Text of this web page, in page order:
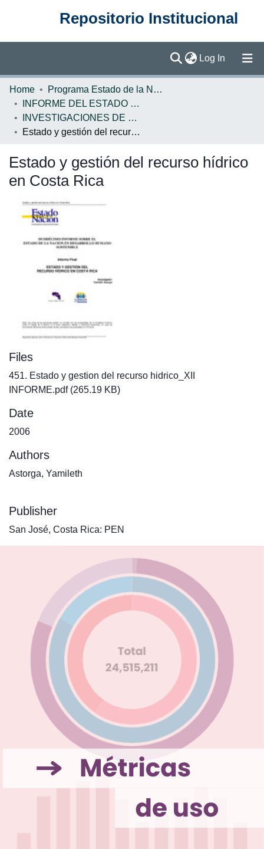
Repositorio Institucional
Log In (current)
Communities & Collections
Statistics
Home
Programa Estado de la Nación (PEN)
INFORME DEL ESTADO DE LA NACION
INVESTIGACIONES DE BASE EN
Estado y gestión del recurso hídrico en Costa Rica
Estado y gestión del recurso hídrico
en Costa Rica
Files
451. Estado y gestion del recurso hidrico_XII
INFORME.pdf(265.19 KB)
Date
2006
Authors
Astorga, Yamileth
Publisher
San José, Costa Rica: PEN